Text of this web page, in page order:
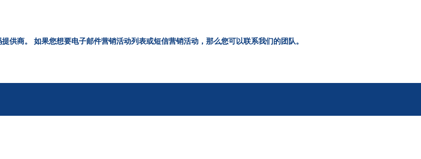
供商。 如果您想要电子邮件营销活动列表或短信营销活动，那么您可以联系我们的团队。